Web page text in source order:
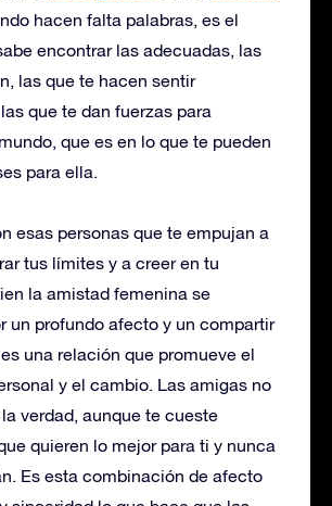
hacen falta palabras, es el
encontrar las adecuadas, las
las que te hacen sentir
que te dan fuerzas para
que es en lo que te pueden
para ella.
esas personas que te empujan a
tus límites y a creer en tu
la amistad femenina se
un profundo afecto y un compartir
una relación que promueve el
y el cambio. Las amigas no
verdad, aunque te cueste
quieren lo mejor para ti y nunca
Es esta combinación de afecto